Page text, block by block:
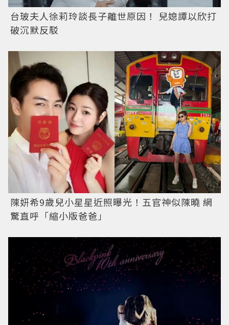
台玻夫人徐莉玲談長子離世原因！ 兒媳譚以欣打
破沉默反駁
陳妍希9歲兒小星星近照曝光！五官神似陳曉 網
驚直呼「縮小版爸爸」